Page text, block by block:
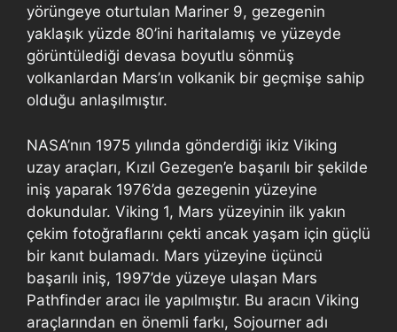
yörüngeye oturtulan Mariner 9, gezegenin
yaklaşık yüzde 80’ini haritalamış ve yüzeyde
görüntülediği devasa boyutlu sönmüş
volkanlardan Mars’ın volkanik bir geçmişe sahip
olduğu anlaşılmıştır.
NASA’nın 1975 yılında gönderdiği ikiz Viking
uzay araçları, Kızıl Gezegen’e başarılı bir şekilde
iniş yaparak 1976’da gezegenin yüzeyine
dokundular. Viking 1, Mars yüzeyinin ilk yakın
çekim fotoğraflarını çekti ancak yaşam için güçlü
bir kanıt bulamadı. Mars yüzeyine üçüncü
başarılı iniş, 1997’de yüzeye ulaşan Mars
Pathfinder aracı ile yapılmıştır. Bu aracın Viking
araçlarından en önemli farkı, Sojourner adı